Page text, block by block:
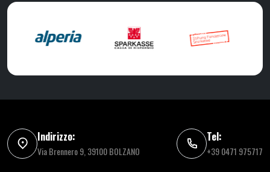
Indirizzo:
Via Brennero 9, 39100 BOLZANO
Tel:
+39 0471 975717